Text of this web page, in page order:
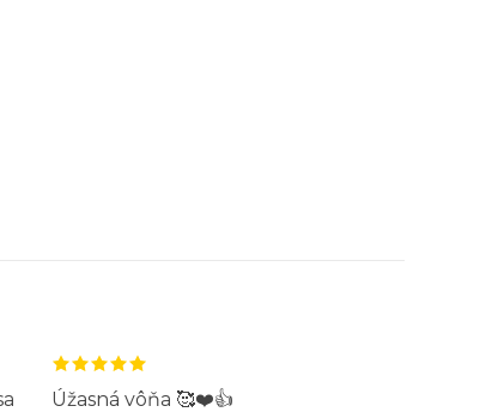
Úžasná vôňa 🥰❤️👍